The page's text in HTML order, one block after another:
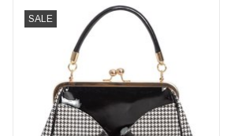
SALE
Banned Retro-geïnspireerde handtas met
strik Marilyn
Houndstooth
Knipsluiting
Binnenzijde met ritsvak en slipvak
Achterzijde extra vak met rits
Afneembare schouderriem
Afmeting (bxhxd) ca. 30cm x 20m x 13,5cm